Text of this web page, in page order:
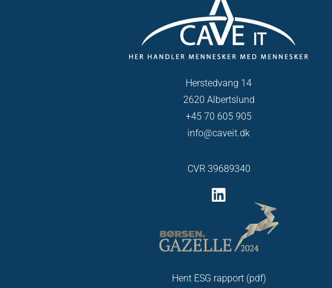
Herstedvang 14
2620 Albertslund
+45 70 605 905
info@caveit.dk
CVR 39689340
Hent ESG rapport (pdf)